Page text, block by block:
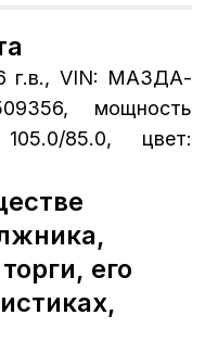
г.в., VIN: МАЗДА-
мощность
85.0, цвет:
его